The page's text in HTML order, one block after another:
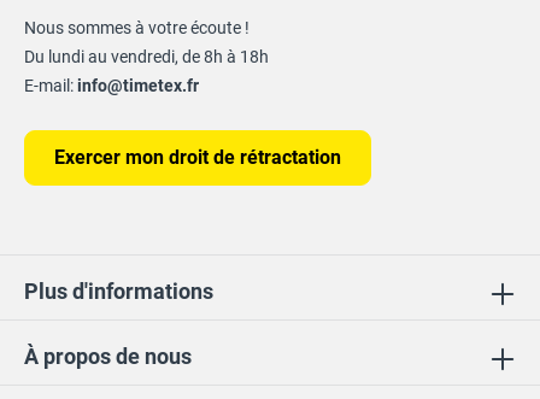
À propos de nous
Nous sommes à votre écoute !
Du lundi au vendredi, de 8h à 18h
E-mail:info@timetex.fr
Exercer mon droit de rétractation
Plus d'informations